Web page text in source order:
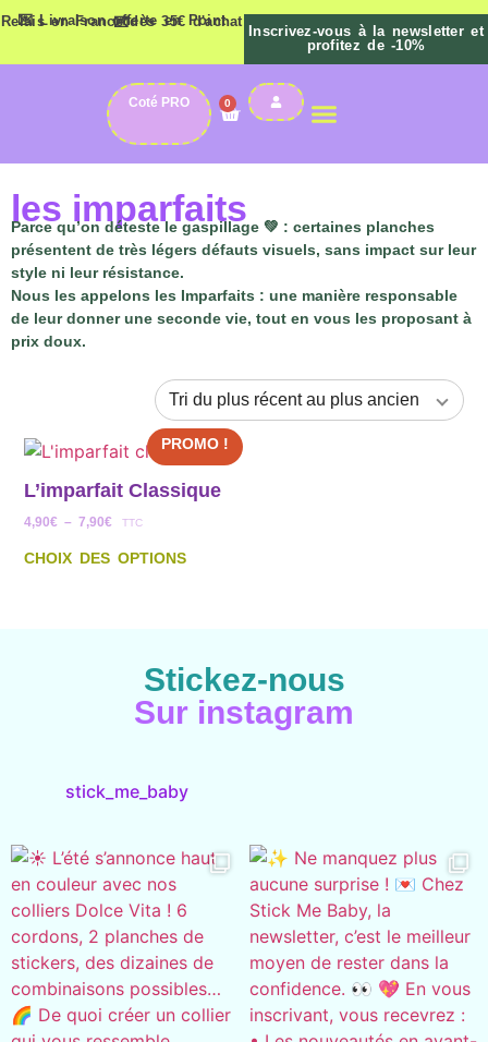
💌 Livraison offerte en Point Relais en France dès 35€ d'achat 💌
Inscrivez-vous à la newsletter et
profitez de -10%
Coté PRO 0
les imparfaits
Parce qu’on déteste le gaspillage 💚 : certaines planches
présentent de très légers défauts visuels, sans impact sur leur
style ni leur résistance.
Nous les appelons les Imparfaits : une manière responsable
de leur donner une seconde vie, tout en vous les proposant à
prix doux.
PROMO !
L’imparfait Classique
4,90€ – 7,90€ TTC
CHOIX DES OPTIONS
Stickez-nous
Sur instagram
stick_me_baby